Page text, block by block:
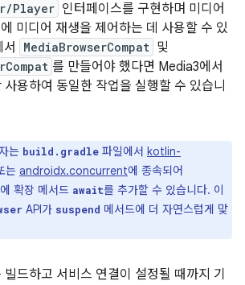
Player 인터페이스를 구현하며 미디어
미디어 재생을 제어하는 데 사용할 수 있
MediaBrowserCompat 및
를 만들어야 했다면 Media3에서
사용하여 동일한 작업을 실행할 수 있습니
는 build.gradle 파일에서 kotlin-
는 androidx.concurrent에 종속되어
에 확장 메서드 await를 추가할 수 있습니다. 이
API가 suspend 메서드에 더 자연스럽게 맞
빌드하고 서비스 연결이 설정될 때까지 기